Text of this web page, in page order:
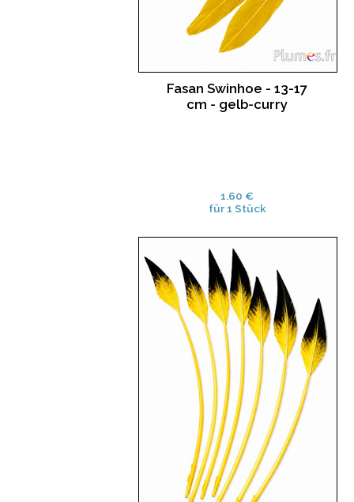
Fasan Swinhoe - 13-17
cm - gelb-curry
1.60 €
für 1 Stück